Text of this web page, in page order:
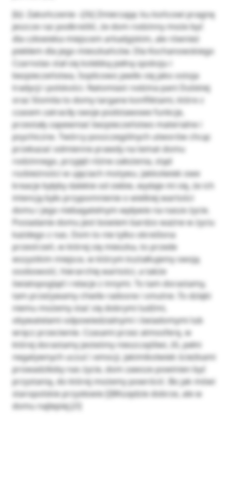
[b]- Zakończenie –[/b] Zmierzając ku końcowi pragnę
jeszcze raz podkreślić, że dom rodzinny może być
dla człowieka miejscem arkadyjskim, ale również
piekłem dla jego mieszkańców. Dla Kochanowskiego
Czarnolas stał się kolebką pełną spokoju i
bezpieczeństwa, Soplicowo jawiło się jako ostoja
tradycji i polskości. Natomiast rodzina pani Dulskiej
oraz Stomila to domy targane konfliktami, które z
czasem zatraciły swoje podstawowe funkcje,
przestały zapewniać bezpieczeństwo materialne i
psychiczne. Twórcy poszczególnych utworów chcąc
przekazać odmienne prawdy na temat domu
rodzinnego, przyjęli różne założenia, stąd
rozbieżności w ujęciach motywu. Jakkolwiek owe
kreacje byłyby dalekie od siebie, wydaje mi się, że ich
intencją było przypomnienie o wielkiej wartości
domu i jego niebagatelnym wpływie na nasze życie.
Posiadanie domu jest bowiem bardzo ważne w życiu
każdego z nas. Dom to nie tylko określona
przestrzeń, w której się mieszka, to przede
wszystkim miejsce, w którym kształtujemy swoją
osobowość, hierarchię wartości, a także
światopogląd i relacje z innymi. To tam dorastamy,
tam przeżywamy chwile radosne i smutne .To dzięki
niemu możemy stać się dobrymi ludźmi,
obywatelami odpowiedzialnymi i świadomymi lub
wręcz przeciwnie. Czasami przez atmosferę, w
której dorastamy jesteśmy nieszczęśliwi, źli, pełni
negatywnych uczuć i emocji. Jakimikolwiek ścieżkami
prowadziłoby nas życie, dom zawsze powinien być
przystanią, do której możemy powrócić. Bo jak mówi
staropolskie przysłowie [i]Wszędzie dobrze, ale w
domu najlepiej.[/i]